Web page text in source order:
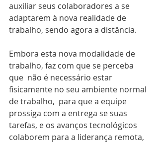
auxiliar seus colaboradores a se
adaptarem à nova realidade de
trabalho, sendo agora a distância.
Embora esta nova modalidade de
trabalho, faz com que se perceba
que  não é necessário estar
fisicamente no seu ambiente normal
de trabalho,  para que a equipe
prossiga com a entrega se suas
tarefas, e os avanços tecnológicos
colaborem para a liderança remota,